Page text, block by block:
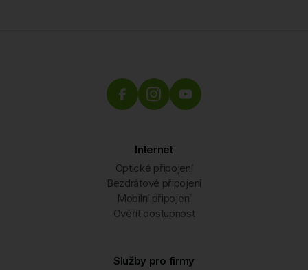
Internet
Optické připojení
Bezdrátové připojení
Mobilní připojení
Ověřit dostupnost
Služby pro firmy